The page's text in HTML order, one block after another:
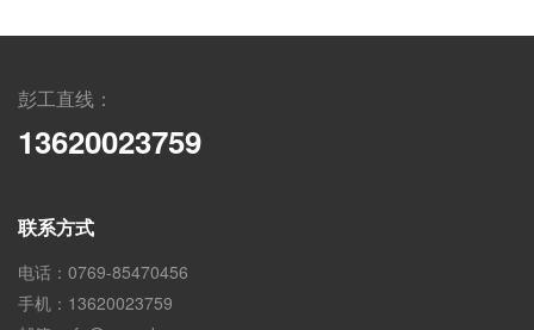
彭工直线：
13620023759
联系方式
电话：0769-85470456
手机：13620023759